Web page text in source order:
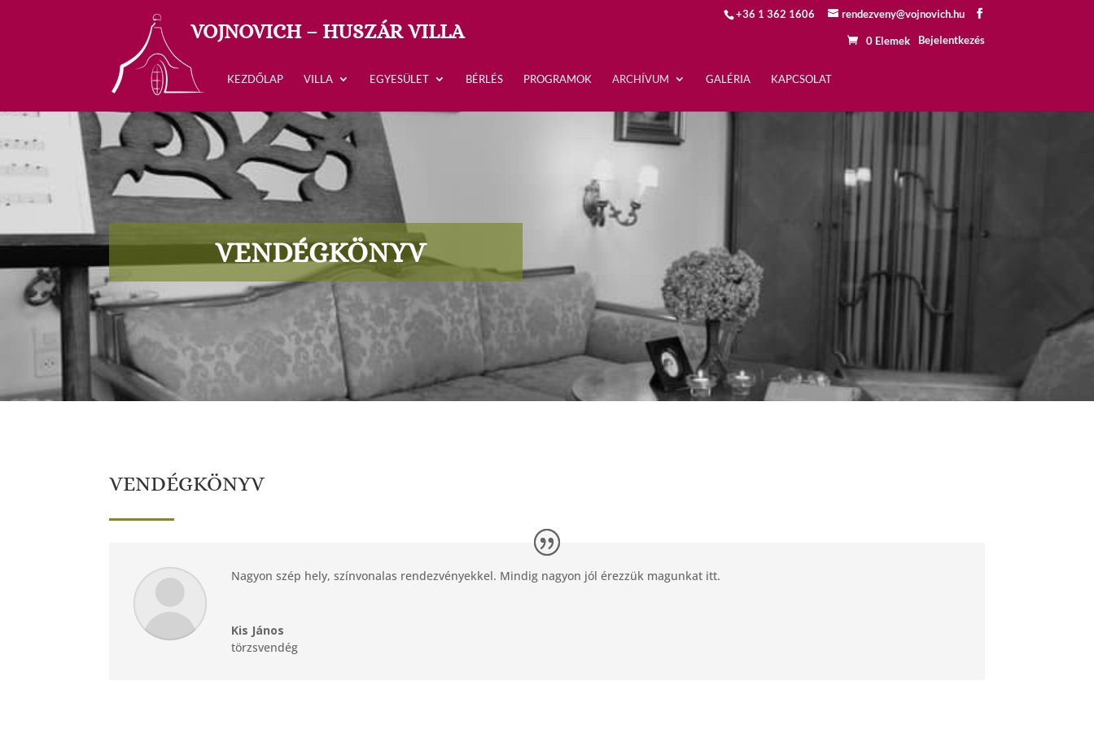
+36 1 362 1606 rendezveny@vojnovich.hu
Bejelentkezés
0 Elemek
VOJNOVICH – HUSZÁR VILLA
KEZDŐLAP VILLA EGYESÜLET BÉRLÉS PROGRAMOK ARCHÍVUM GALÉRIA KAPCSOLAT
VENDÉGKÖNYV
VENDÉGKÖNYV
Nagyon szép hely, színvonalas rendezvényekkel. Mindig nagyon jól érezzük magunkat itt.
Kis János
törzsvendég